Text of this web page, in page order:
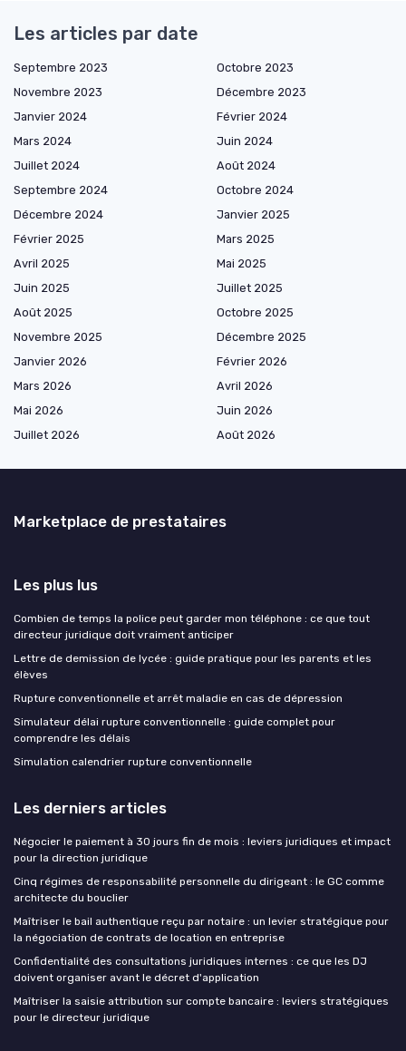
Les articles par date
Septembre 2023
Octobre 2023
Novembre 2023
Décembre 2023
Janvier 2024
Février 2024
Mars 2024
Juin 2024
Juillet 2024
Août 2024
Septembre 2024
Octobre 2024
Décembre 2024
Janvier 2025
Février 2025
Mars 2025
Avril 2025
Mai 2025
Juin 2025
Juillet 2025
Août 2025
Octobre 2025
Novembre 2025
Décembre 2025
Janvier 2026
Février 2026
Mars 2026
Avril 2026
Mai 2026
Juin 2026
Juillet 2026
Août 2026
Marketplace de prestataires
Les plus lus
Combien de temps la police peut garder mon téléphone : ce que tout
directeur juridique doit vraiment anticiper
Lettre de demission de lycée : guide pratique pour les parents et les
élèves
Rupture conventionnelle et arrêt maladie en cas de dépression
Simulateur délai rupture conventionnelle : guide complet pour
comprendre les délais
Simulation calendrier rupture conventionnelle
Les derniers articles
Négocier le paiement à 30 jours fin de mois : leviers juridiques et impact
pour la direction juridique
Cinq régimes de responsabilité personnelle du dirigeant : le GC comme
architecte du bouclier
Maîtriser le bail authentique reçu par notaire : un levier stratégique pour
la négociation de contrats de location en entreprise
Confidentialité des consultations juridiques internes : ce que les DJ
doivent organiser avant le décret d'application
Maîtriser la saisie attribution sur compte bancaire : leviers stratégiques
pour le directeur juridique